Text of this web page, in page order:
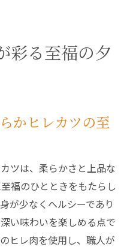
彩る至福の夕
かヒレカツの至
ツは、柔らかさと上品な
福のひとときをもたらし
が少なくヘルシーであり
い味わいを楽しめる点で
ヒレ肉を使用し、職人が